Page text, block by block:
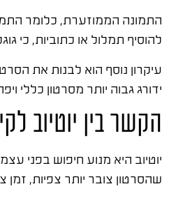
התמונה הממוזערת, כלומר
להוסיף תמלול או כתוביות, כי
עיקרון נוסף הוא לבנות את
ידורג גבוה יותר מסרטון כללי
הקשר בין יוטיוב
יוטיוב היא מנוע חיפוש בפני
שהסרטון צובר יותר צפיות, זמן